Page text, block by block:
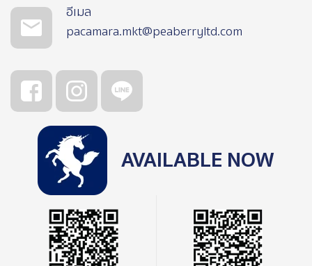
อีเมล
pacamara.mkt@peaberryltd.com
AVAILABLE NOW